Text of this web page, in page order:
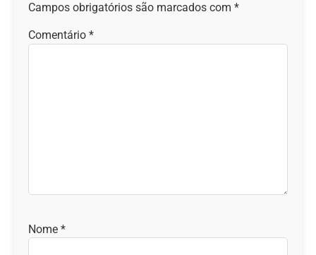
Campos obrigatórios são marcados com *
Comentário *
Nome *